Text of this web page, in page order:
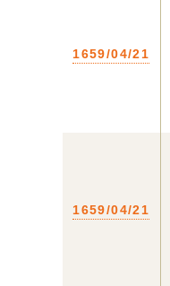
1659/04/21
1659/04/21